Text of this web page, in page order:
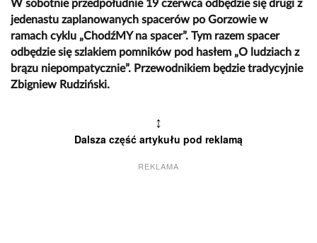
W sobotnie przedpołudnie 19 czerwca odbędzie się drugi z
jedenastu zaplanowanych spacerów po Gorzowie w
ramach cyklu „ChodźMY na spacer”. Tym razem spacer
odbędzie się szlakiem pomników pod hasłem „O ludziach z
brązu niepompatycznie”. Przewodnikiem będzie tradycyjnie
Zbigniew Rudziński.
↕
Dalsza część artykułu pod reklamą
REKLAMA